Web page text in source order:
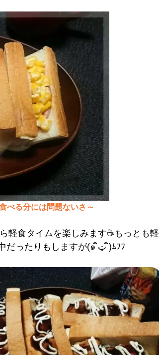
べる分には問題ないさ ～
軽食タイムを楽しみます☕もっとも軽
食とは言いがたいボリュームだし、そもそも真夜中だったりもしますが(๑ ิټ ิ)ﾑﾌﾌ